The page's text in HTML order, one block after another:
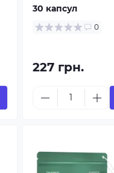
30 капсул
0
227 грн.